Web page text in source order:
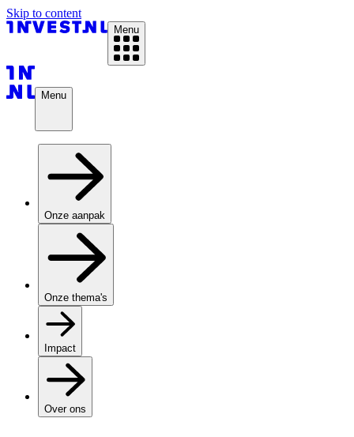
Skip to content
Menu
Menu
Onze aanpak
Onze thema's
Impact
Over ons